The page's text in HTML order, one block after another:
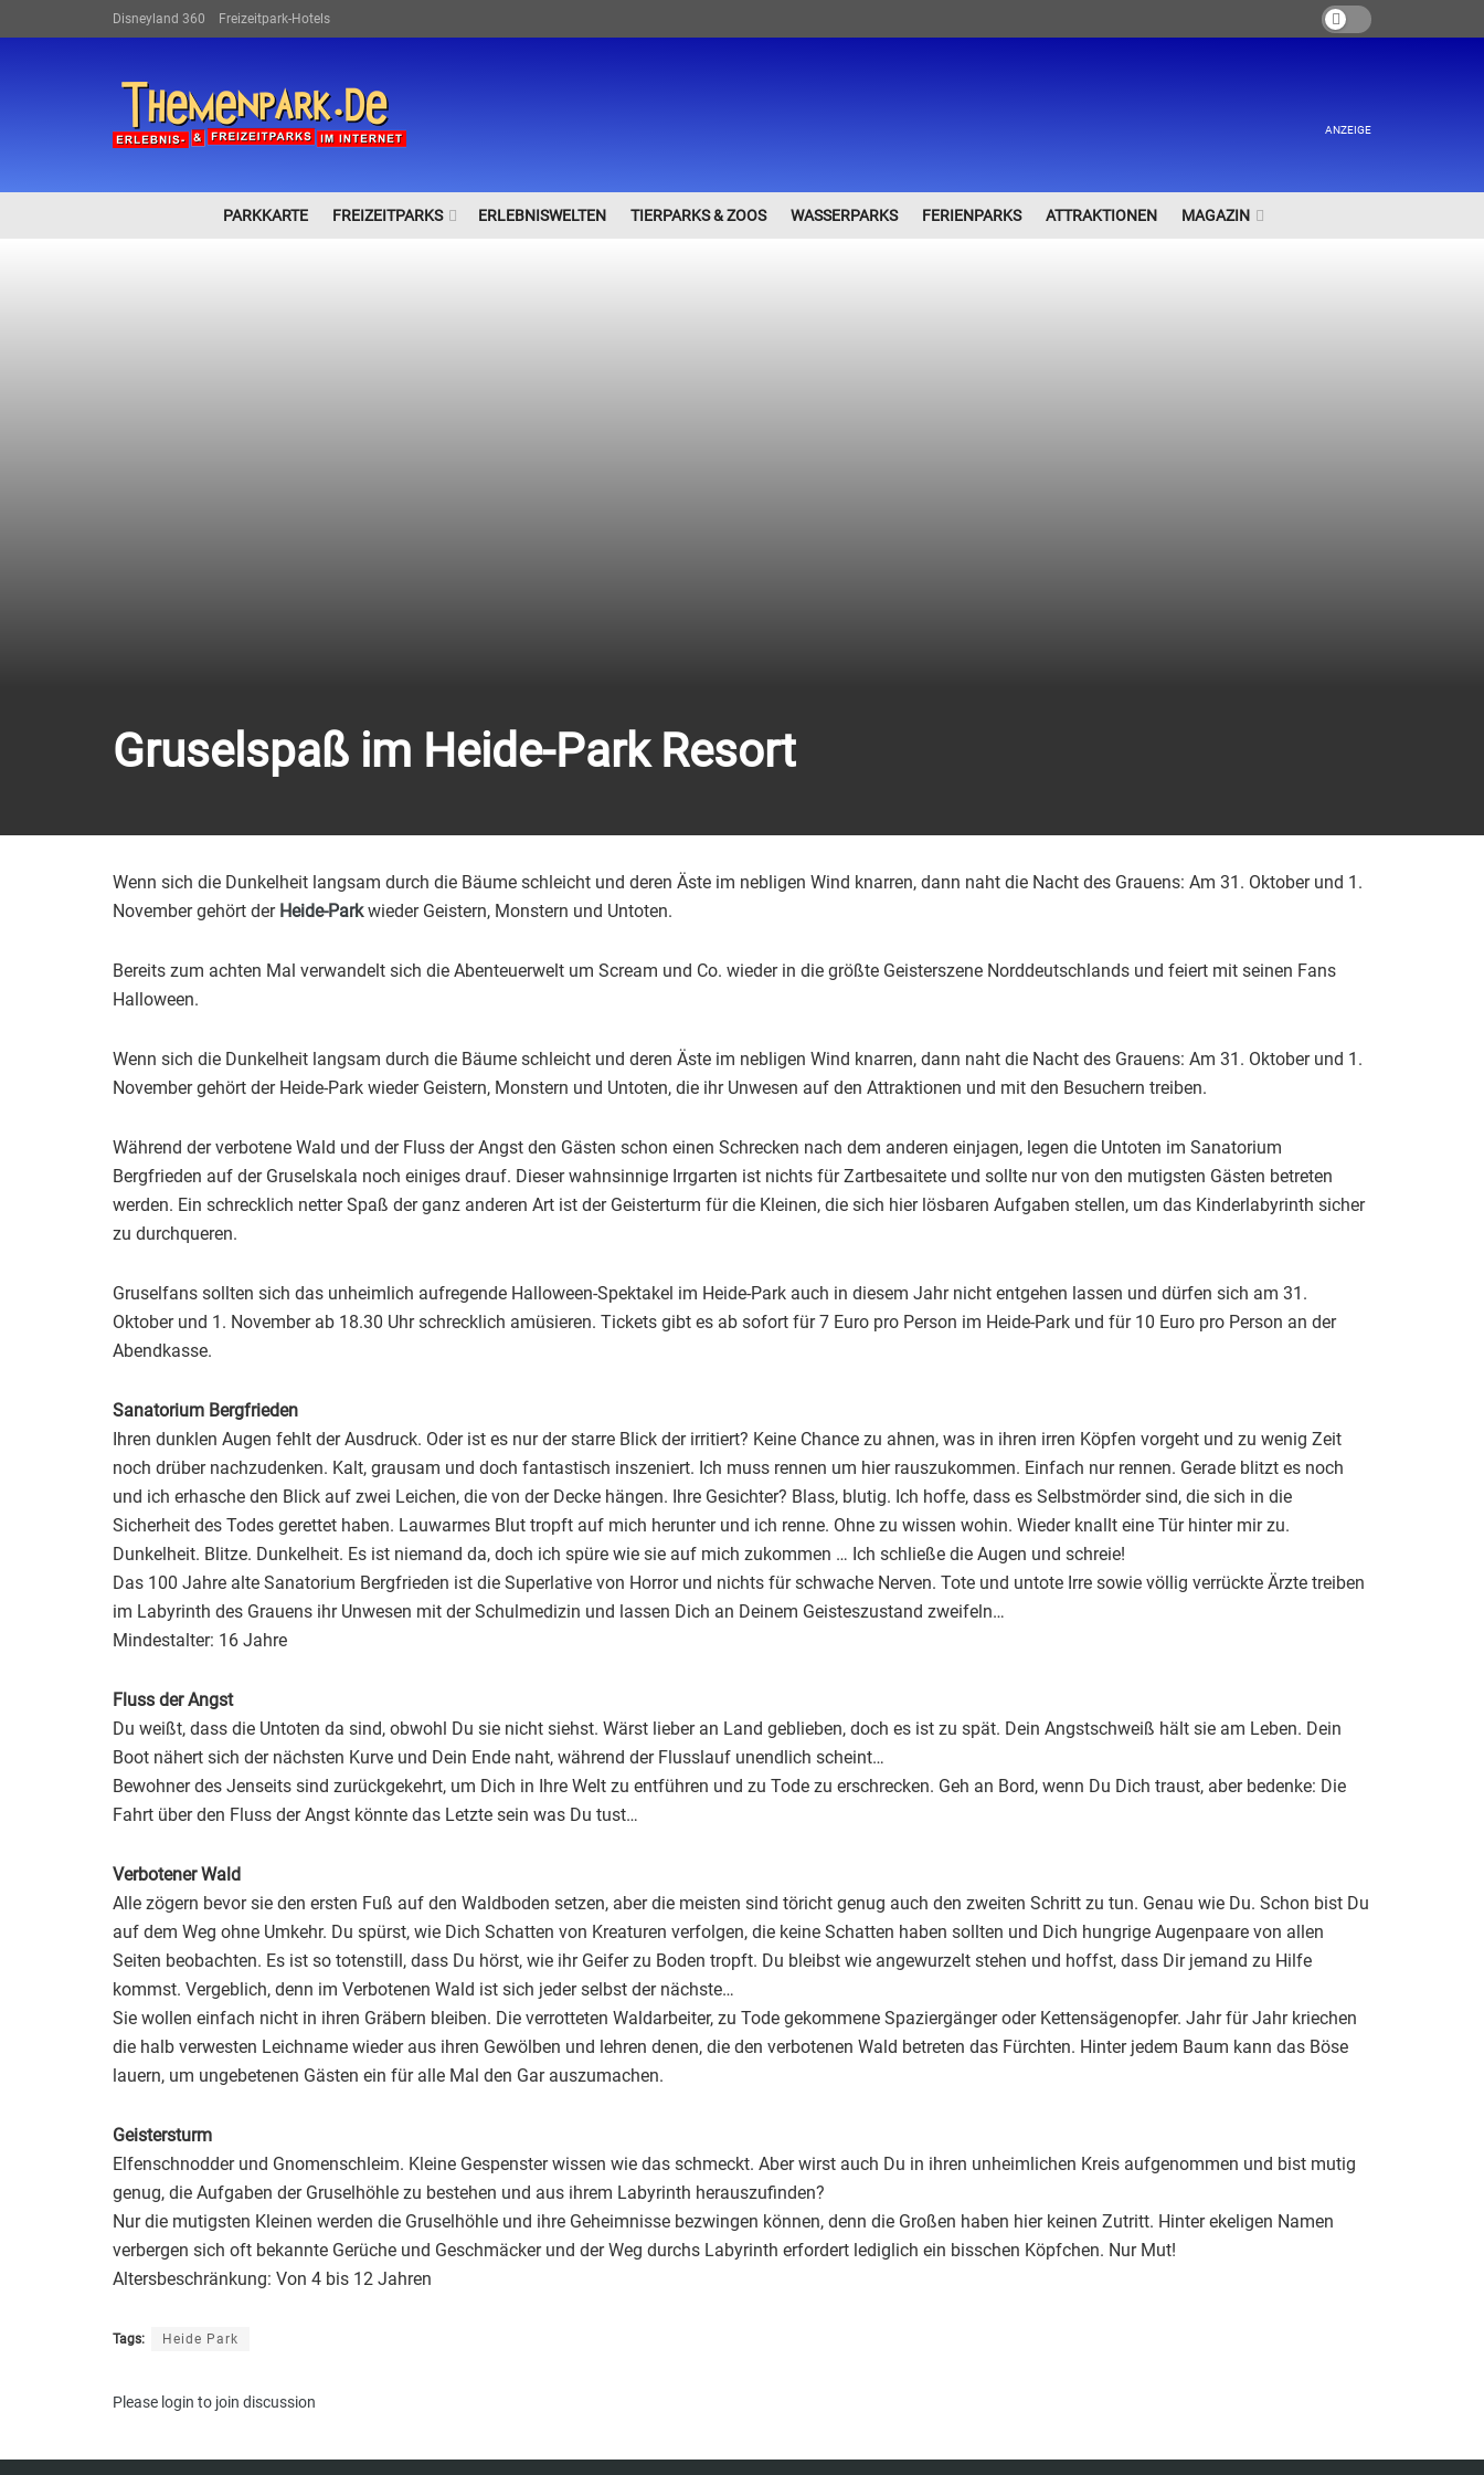
Disneyland 360 Freizeitpark-Hotels
ANZEIGE
PARKKARTE FREIZEITPARKS ERLEBNISWELTEN TIERPARKS & ZOOS WASSERPARKS FERIENPARKS ATTRAKTIONEN MAGAZIN
Gruselspaß im Heide-Park Resort
Wenn sich die Dunkelheit langsam durch die Bäume schleicht und deren Äste im nebligen Wind knarren, dann naht die Nacht des Grauens: Am 31. Oktober und 1.
November gehört der Heide-Parkwieder Geistern, Monstern und Untoten.
Bereits zum achten Mal verwandelt sich die Abenteuerwelt um Scream und Co. wieder in die größte Geisterszene Norddeutschlands und feiert mit seinen Fans
Halloween.
Wenn sich die Dunkelheit langsam durch die Bäume schleicht und deren Äste im nebligen Wind knarren, dann naht die Nacht des Grauens: Am 31. Oktober und 1.
November gehört der Heide-Park wieder Geistern, Monstern und Untoten, die ihr Unwesen auf den Attraktionen und mit den Besuchern treiben.
Während der verbotene Wald und der Fluss der Angst den Gästen schon einen Schrecken nach dem anderen einjagen, legen die Untoten im Sanatorium
Bergfrieden auf der Gruselskala noch einiges drauf. Dieser wahnsinnige Irrgarten ist nichts für Zartbesaitete und sollte nur von den mutigsten Gästen betreten
werden. Ein schrecklich netter Spaß der ganz anderen Art ist der Geisterturm für die Kleinen, die sich hier lösbaren Aufgaben stellen, um das Kinderlabyrinth sicher
zu durchqueren.
Gruselfans sollten sich das unheimlich aufregende Halloween-Spektakel im Heide-Park auch in diesem Jahr nicht entgehen lassen und dürfen sich am 31.
Oktober und 1. November ab 18.30 Uhr schrecklich amüsieren. Tickets gibt es ab sofort für 7 Euro pro Person im Heide-Park und für 10 Euro pro Person an der
Abendkasse.
Sanatorium Bergfrieden
Ihren dunklen Augen fehlt der Ausdruck. Oder ist es nur der starre Blick der irritiert? Keine Chance zu ahnen, was in ihren irren Köpfen vorgeht und zu wenig Zeit
noch drüber nachzudenken. Kalt, grausam und doch fantastisch inszeniert. Ich muss rennen um hier rauszukommen. Einfach nur rennen. Gerade blitzt es noch
und ich erhasche den Blick auf zwei Leichen, die von der Decke hängen. Ihre Gesichter? Blass, blutig. Ich hoffe, dass es Selbstmörder sind, die sich in die
Sicherheit des Todes gerettet haben. Lauwarmes Blut tropft auf mich herunter und ich renne. Ohne zu wissen wohin. Wieder knallt eine Tür hinter mir zu.
Dunkelheit. Blitze. Dunkelheit. Es ist niemand da, doch ich spüre wie sie auf mich zukommen … Ich schließe die Augen und schreie!
Das 100 Jahre alte Sanatorium Bergfrieden ist die Superlative von Horror und nichts für schwache Nerven. Tote und untote Irre sowie völlig verrückte Ärzte treiben
im Labyrinth des Grauens ihr Unwesen mit der Schulmedizin und lassen Dich an Deinem Geisteszustand zweifeln…
Mindestalter: 16 Jahre
Fluss der Angst
Du weißt, dass die Untoten da sind, obwohl Du sie nicht siehst. Wärst lieber an Land geblieben, doch es ist zu spät. Dein Angstschweiß hält sie am Leben. Dein
Boot nähert sich der nächsten Kurve und Dein Ende naht, während der Flusslauf unendlich scheint…
Bewohner des Jenseits sind zurückgekehrt, um Dich in Ihre Welt zu entführen und zu Tode zu erschrecken. Geh an Bord, wenn Du Dich traust, aber bedenke: Die
Fahrt über den Fluss der Angst könnte das Letzte sein was Du tust…
Verbotener Wald
Alle zögern bevor sie den ersten Fuß auf den Waldboden setzen, aber die meisten sind töricht genug auch den zweiten Schritt zu tun. Genau wie Du. Schon bist Du
auf dem Weg ohne Umkehr. Du spürst, wie Dich Schatten von Kreaturen verfolgen, die keine Schatten haben sollten und Dich hungrige Augenpaare von allen
Seiten beobachten. Es ist so totenstill, dass Du hörst, wie ihr Geifer zu Boden tropft. Du bleibst wie angewurzelt stehen und hoffst, dass Dir jemand zu Hilfe
kommst. Vergeblich, denn im Verbotenen Wald ist sich jeder selbst der nächste…
Sie wollen einfach nicht in ihren Gräbern bleiben. Die verrotteten Waldarbeiter, zu Tode gekommene Spaziergänger oder Kettensägenopfer. Jahr für Jahr kriechen
die halb verwesten Leichname wieder aus ihren Gewölben und lehren denen, die den verbotenen Wald betreten das Fürchten. Hinter jedem Baum kann das Böse
lauern, um ungebetenen Gästen ein für alle Mal den Gar auszumachen.
Geistersturm
Elfenschnodder und Gnomenschleim. Kleine Gespenster wissen wie das schmeckt. Aber wirst auch Du in ihren unheimlichen Kreis aufgenommen und bist mutig
genug, die Aufgaben der Gruselhöhle zu bestehen und aus ihrem Labyrinth herauszufinden?
Nur die mutigsten Kleinen werden die Gruselhöhle und ihre Geheimnisse bezwingen können, denn die Großen haben hier keinen Zutritt. Hinter ekeligen Namen
verbergen sich oft bekannte Gerüche und Geschmäcker und der Weg durchs Labyrinth erfordert lediglich ein bisschen Köpfchen. Nur Mut!
Altersbeschränkung: Von 4 bis 12 Jahren
Tags: Heide Park
Please login to join discussion